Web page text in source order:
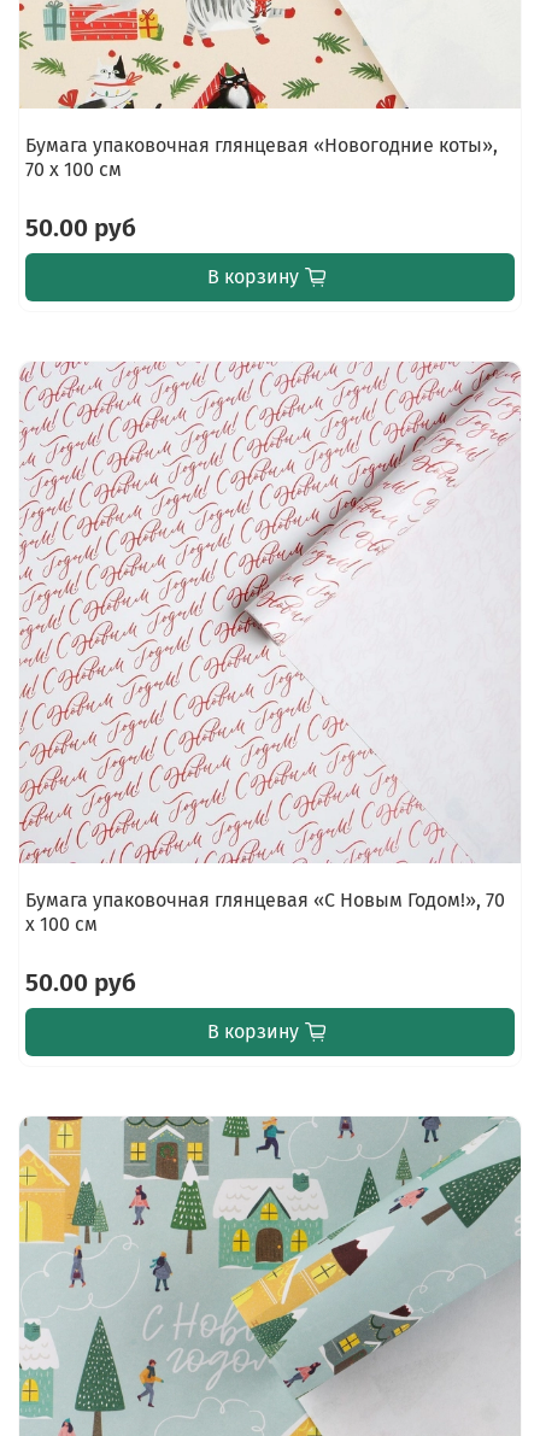
Бумага упаковочная глянцевая «Новогодние коты»,
70 х 100 см
50.00 руб
В корзину
Бумага упаковочная глянцевая «С Новым Годом!», 70
х 100 см
50.00 руб
В корзину